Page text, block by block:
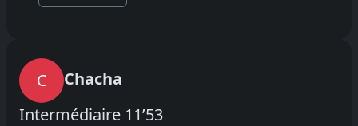
C
Chacha
Intermédiaire 11’53